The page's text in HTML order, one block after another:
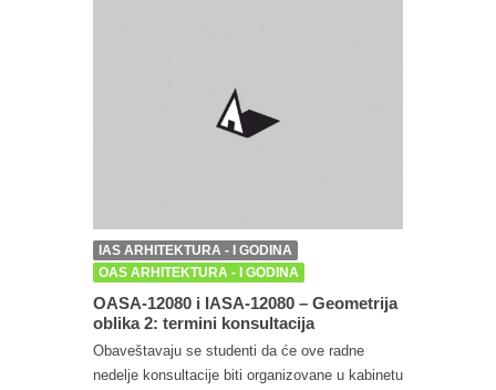
IAS ARHITEKTURA - I GODINA
OAS ARHITEKTURA - I GODINA
OASA-12080 i IASA-12080 – Geometrija
oblika 2: termini konsultacija
Obaveštavaju se studenti da će ove radne
nedelje konsultacije biti organizovane u kabinetu